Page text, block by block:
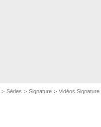
Séries Signature Vidéos Signature